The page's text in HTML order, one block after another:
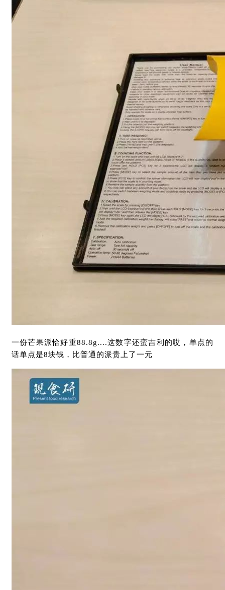
一份芒果派恰好重88.8g....这数字还蛮吉利的哎，单点的
话单点是8块钱，比普通的派贵上了一元